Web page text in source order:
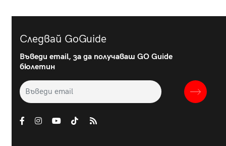
Следвай GoGuide
Въведи email, за да получаваш GO Guide
бюлетин